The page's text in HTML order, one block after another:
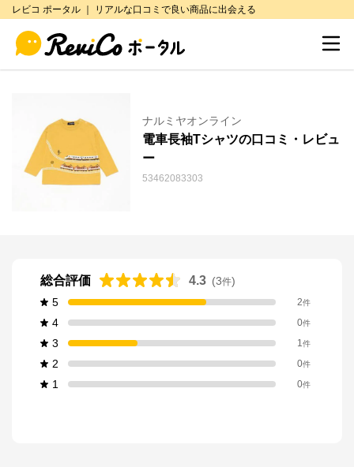
レビコ ポータル ｜ リアルな口コミで良い商品に出会える
ナルミヤオンライン
電車長袖Tシャツの口コミ・レビュ
ー
53462083303
総合評価 4.3 (3件)
5
2件
4 0件
3 1件
2 0件
1 0件